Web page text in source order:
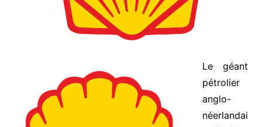
Le géant
pétrolier
anglo-
néerlandai